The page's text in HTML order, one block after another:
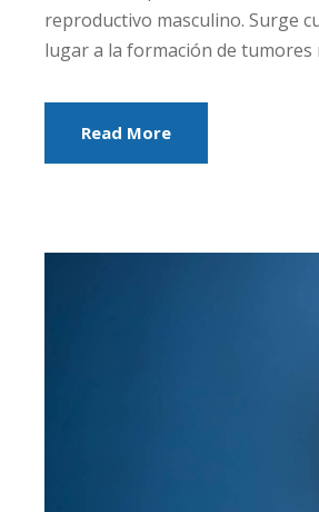
reproductivo masculino. Surge
lugar a la formación de tumores
Read More